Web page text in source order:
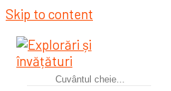
Skip to content